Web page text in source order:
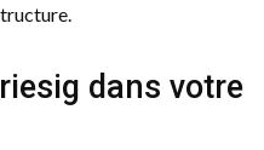
dans votre